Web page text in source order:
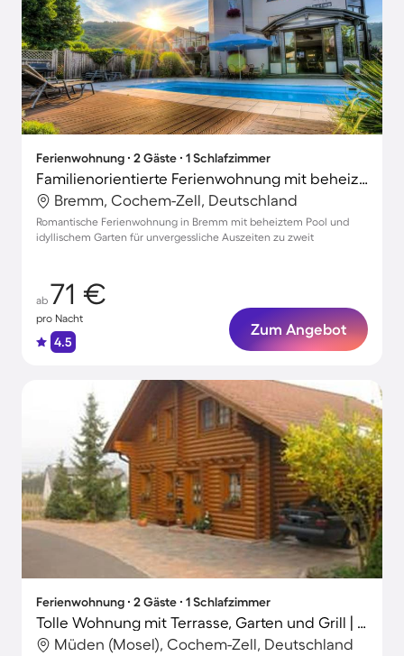
Ferienwohnung ∙ 2 Gäste ∙ 1 Schlafzimmer
Familienorientierte Ferienwohnung mit beheiztem Pool und Garten
Bremm, Cochem-Zell, Deutschland
Romantische Ferienwohnung in Bremm mit beheiztem Pool und
idyllischem Garten für unvergessliche Auszeiten zu zweit
ab 71 €
pro Nacht
4.5
Zum Angebot
Ferienwohnung ∙ 2 Gäste ∙ 1 Schlafzimmer
Tolle Wohnung mit Terrasse, Garten und Grill | Gartenblick
Müden (Mosel), Cochem-Zell, Deutschland